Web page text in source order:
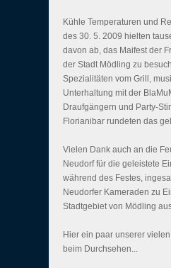
Kühle Temperaturen und
des 30. 5. 2009 hielten
davon ab, das Maifest der
der Stadt Mödling zu
Spezialitäten vom Grill,
Unterhaltung mit der
Draufgängern und Party-
Florianibar rundeten das
Vielen Dank auch an die
Neudorf für die geleistete
während des Festes,
Neudorfer Kameraden zu
Stadtgebiet von Mödling
Hier ein paar unserer
beim Durchsehen...